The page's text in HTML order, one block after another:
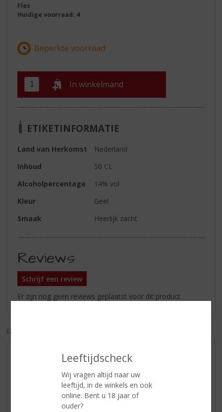
Leeftijdscheck
Wij vragen altijd naar uw
leeftijd, in de winkels en ook
online. Bent u 18 jaar of
ouder?
Fles
Huidige voorraad: 4
In winkelmand
ETIKETINFORMATIE
Land van Herkomst
Nederland
Inhoud
50 CL
Alcoholpercentage
14% vol
Kleur
Geel
Smaak
Heerlijk zacht
Reviews
Schrijf een review
Er zijn nog geen reviews geplaatst voor dit product
EXCL. BTW
AANBIEDINGEN
WIJN VAN DE MAAND
WHISKY VAN DE MAAND
RUM VAN DE MAAND